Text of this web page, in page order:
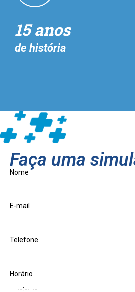
15 anos
de história
Faça uma
Nome
E-mail
Telefone
Horário